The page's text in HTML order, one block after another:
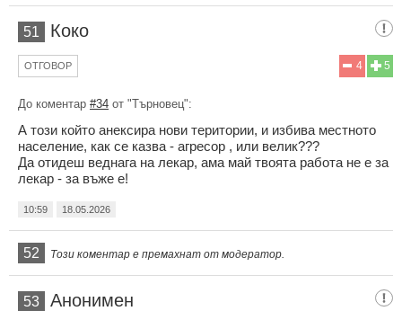
51 Коко
5
4
ОТГОВОР
До коментар #34 от "Търновец":
А този който анексира нови територии, и избива местното
население, как се казва - агресор , или велик???
Да отидеш веднага на лекар, ама май твоята работа не е за
лекар - за въже е!
10:59 18.05.2026
52 Този коментар е премахнат от модератор.
53 Анонимен